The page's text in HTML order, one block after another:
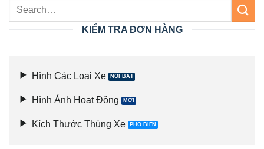
KIỂM TRA ĐƠN HÀNG
Hình Các Loại Xe
Hình Ảnh Hoạt Động
Kích Thước Thùng Xe